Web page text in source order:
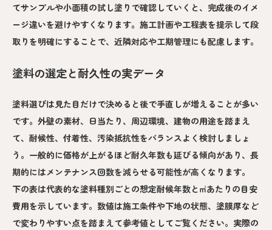
てサンプルや小面積の試し塗りで確認していくと、完成後のイメ
ージ違いを避けやすくなります。施工計画や工程表を提示して段
取りを明確にすることで、近隣対応や工期管理にも配慮します。
塗料の選定と耐久性の実データ
塗料選びは見た目だけで決めると後で手直しが増えることが多い
です。外壁の素材、日当たり、周辺環境、建物の用途を踏まえ
て、耐候性、付着性、汚染抵抗性をバランスよく検討しましょ
う。一般的に価格が上がるほど耐久年数も延びる傾向があり、長
期的にはメンテナンス回数を減らせる可能性が高くなります。
下の表は代表的な塗料種別ごとの想定耐候年数と㎡あたりの目安
費用を示しています。数値は施工条件や下地の状態、塗膜厚など
で変わりやすい点を踏まえて参考値としてご覧ください。実際の